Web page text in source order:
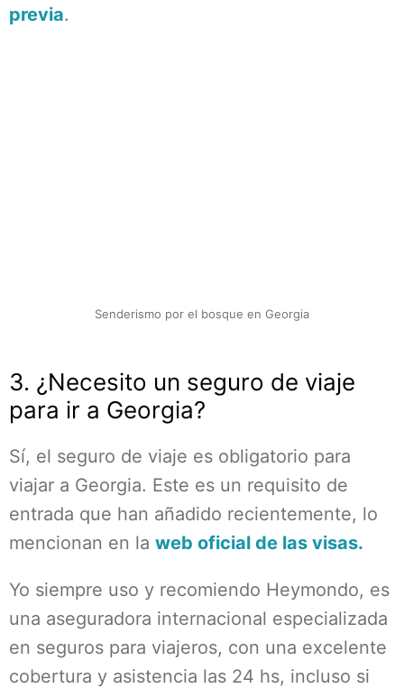
previa.
Senderismo por el bosque en Georgia
3. ¿Necesito un seguro de viaje
para ir a Georgia?
Sí, el seguro de viaje es obligatorio para
viajar a Georgia. Este es un requisito de
entrada que han añadido recientemente, lo
mencionan en la web oficial de las visas.
Yo siempre uso y recomiendo Heymondo, es
una aseguradora internacional especializada
en seguros para viajeros, con una excelente
cobertura y asistencia las 24 hs, incluso si